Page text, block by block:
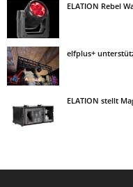
ELATION Rebel
elfplus+
ELATION stellt